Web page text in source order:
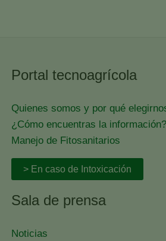
Portal tecnoagrícola
Quienes somos y por qué
¿Cómo encuentras la información?
Manejo de Fitosanitarios
> En caso de Intoxicación
Sala de prensa
Noticias